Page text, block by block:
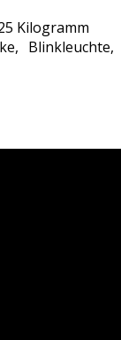
Kilogramm
Blinkleuchte,